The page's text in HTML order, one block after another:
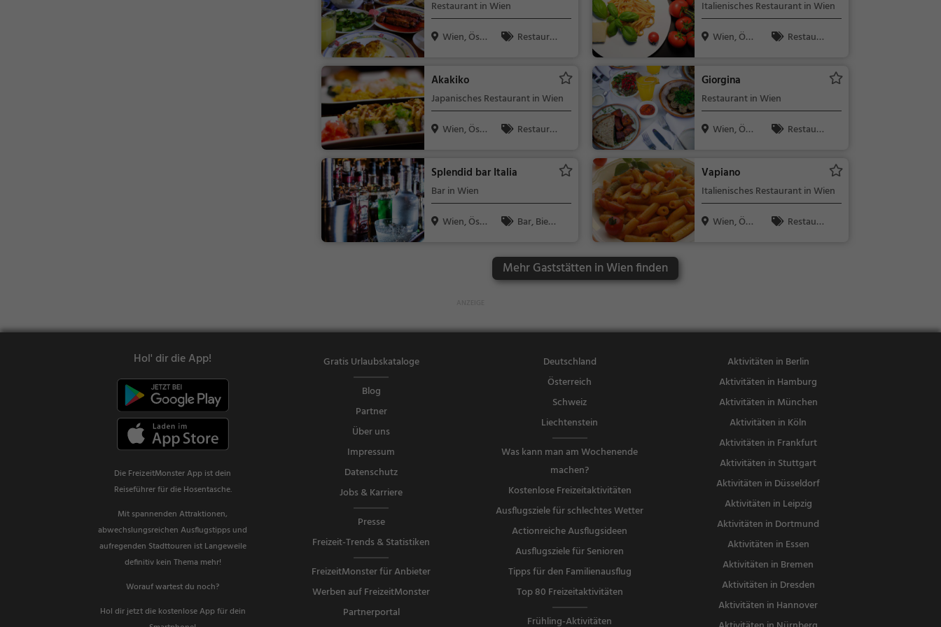
Restaurant in Wien
Wien, Öst
Restaura
Wein, Snacks
Italienisches Restaurant in Wien
Wien, Öst
Restaura
gessen, Abe
getarisch, M
Akakiko
Japanisches Restaurant in Wien
Wien, Öst
Restaura
Abendessen,
arisch
Giorgina
Restaurant in Wien
Wien, Öst
Restaura
Splendid bar Italia
Bar in Wien
Wien, Öst
Bar, Bier,
/ Getränke
Vapiano
Italienisches Restaurant in Wien
Wien, Öst
Restaura
Mediterran,
nacks / Getr
änke
Mehr Gaststätten in Wien finden
Hol' dir die App!
Die FreizeitMonster App ist dein
Reiseführer für die Hosentasche.
Mit spannenden Attraktionen,
abwechslungsreichen Ausflugstipps und
aufregenden Stadttouren ist Langeweile
definitiv kein Thema mehr!
Worauf wartest du noch?
Hol dir jetzt die kostenlose App für dein
Gratis Urlaubskataloge
Blog
Partner
Über uns
Impressum
Datenschutz
Jobs & Karriere
Presse
Freizeit-Trends & Statistiken
FreizeitMonster für Anbieter
Werben auf FreizeitMonster
Partnerportal
Deutschland
Österreich
Schweiz
Liechtenstein
Was kann man am Wochenende
machen?
Kostenlose Freizeitaktivitäten
Ausflugsziele für schlechtes Wetter
Actionreiche Ausflugsideen
Ausflugsziele für Senioren
Tipps für den Familienausflug
Top 80 Freizeitaktivitäten
Frühling-Aktivitäten
Aktivitäten in Berlin
Aktivitäten in Hamburg
Aktivitäten in München
Aktivitäten in Köln
Aktivitäten in Frankfurt
Aktivitäten in Stuttgart
Aktivitäten in Düsseldorf
Aktivitäten in Leipzig
Aktivitäten in Dortmund
Aktivitäten in Essen
Aktivitäten in Bremen
Aktivitäten in Dresden
Aktivitäten in Hannover